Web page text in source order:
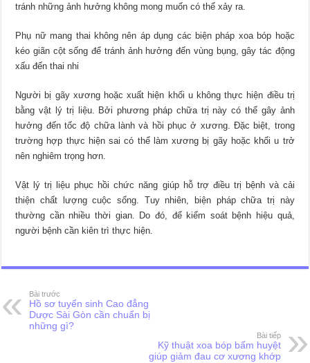
tránh những ảnh hưởng không mong muốn có thể xảy ra.
Phụ nữ mang thai không nên áp dụng các biện pháp xoa bóp hoặc
kéo giãn cột sống để tránh ảnh hưởng đến vùng bụng, gây tác động
xấu đến thai nhi
Người bị gãy xương hoặc xuất hiện khối u không thực hiện điều trị
bằng vật lý trị liệu. Bởi phương pháp chữa trị này có thể gây ảnh
hưởng đến tốc độ chữa lành và hồi phục ở xương. Đặc biệt, trong
trường hợp thực hiện sai có thể làm xương bị gãy hoặc khối u trở
nên nghiêm trọng hơn.
Vật lý trị liệu phục hồi chức năng giúp hỗ trợ điều trị bệnh và cải
thiện chất lượng cuộc sống. Tuy nhiên, biện pháp chữa trị này
thường cần nhiều thời gian. Do đó, để kiểm soát bệnh hiệu quả,
người bệnh cần kiên trì thực hiện.
Bài trước
Hồ sơ tuyển sinh Cao đẳng
Dược Sài Gòn cần chuẩn bị
những gì?
Bài tiếp
Kỹ thuật xoa bóp bấm huyệt
giúp giảm đau cơ xương khớp